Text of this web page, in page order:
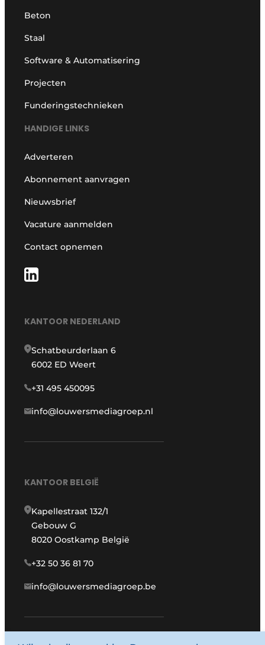
Beton
Staal
Software & Automatisering
Projecten
Funderingstechnieken
HANDIGE LINKS
Adverteren
Abonnement aanvragen
Nieuwsbrief
Vacature aanmelden
Contact opnemen
KANTOOR NEDERLAND
Schatbeurderlaan 6
6002 ED Weert
+31 495 450095
info@louwersmediagroep.nl
KANTOOR BELGIË
Kapellestraat 132/1
Gebouw G
8020 Oostkamp België
+32 50 36 81 70
info@louwersmediagroep.be